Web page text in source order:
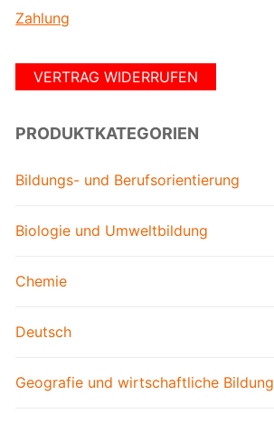
Zahlung
VERTRAG WIDERRUFEN
PRODUKTKATEGORIEN
Bildungs- und Berufsorientierung
Biologie und Umweltbildung
Chemie
Deutsch
Geografie und wirtschaftliche Bildung